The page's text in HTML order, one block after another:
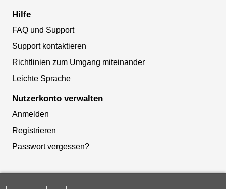
Hilfe
FAQ und Support
Support kontaktieren
Richtlinien zum Umgang miteinander
Leichte Sprache
Nutzerkonto verwalten
Anmelden
Registrieren
Passwort vergessen?